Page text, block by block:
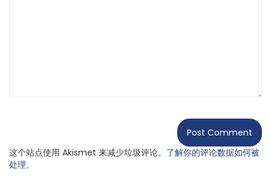
这个站点使用 Akismet 来减少垃圾评论。 了解你的评论数据如何被
处理。